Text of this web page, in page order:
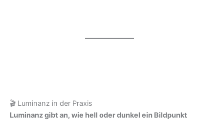
🎬 Luminanz in der Praxis
Luminanz gibt an, wie hell oder dunkel ein Bildpunkt